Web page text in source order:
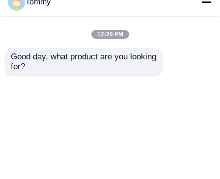
συνθήκες Τεχνητό
Tommy
12:20 PM
Good day, what product are you looking
for?